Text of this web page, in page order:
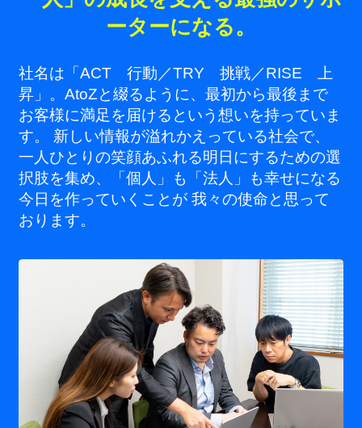
ーターになる。
社名は「ACT 行動／TRY 挑戦／RISE 上
昇」。AtoZと綴るように、最初から最後まで
お客様に満足を届けるという想いを持っていま
す。 新しい情報が溢れかえっている社会で、
一人ひとりの笑顔あふれる明日にするための選
択肢を集め、「個人」も「法人」も幸せになる
今日を作っていくことが 我々の使命と思って
おります。